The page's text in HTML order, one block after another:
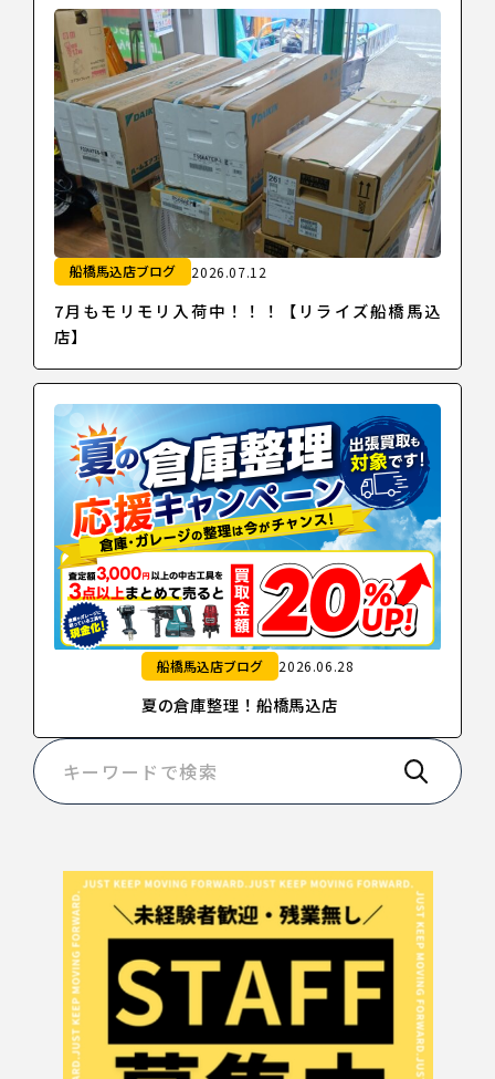
船橋馬込店ブログ 2026.07.12
7月もモリモリ入荷中！！！【リライズ船橋馬込
店】
船橋馬込店ブログ 2026.06.28
夏の倉庫整理！船橋馬込店